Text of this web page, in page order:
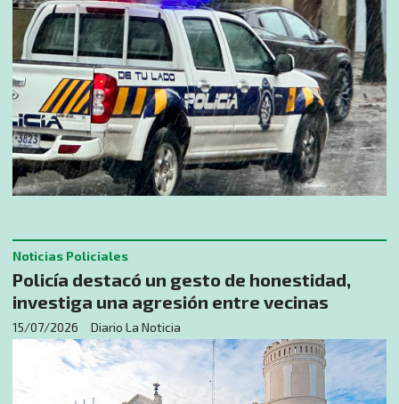
Policía destacó un gesto de honestidad,
investiga una agresión entre vecinas
Diario La Noticia
Noticias Policiales
15/07/2026